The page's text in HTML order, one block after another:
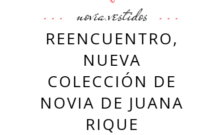
novia,vestidos
REENCUENTRO,
NUEVA
COLECCIÓN DE
NOVIA DE JUANA
RIQUE